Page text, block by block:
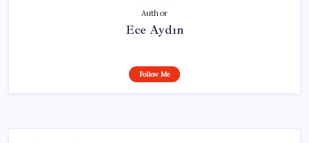
Author
Ece Aydın
Follow Me